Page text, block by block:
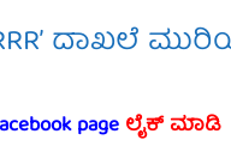
ದಾಖಲೆ
page ಲೈಕ್ ಮಾಡಿ